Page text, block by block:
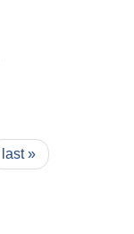
last »